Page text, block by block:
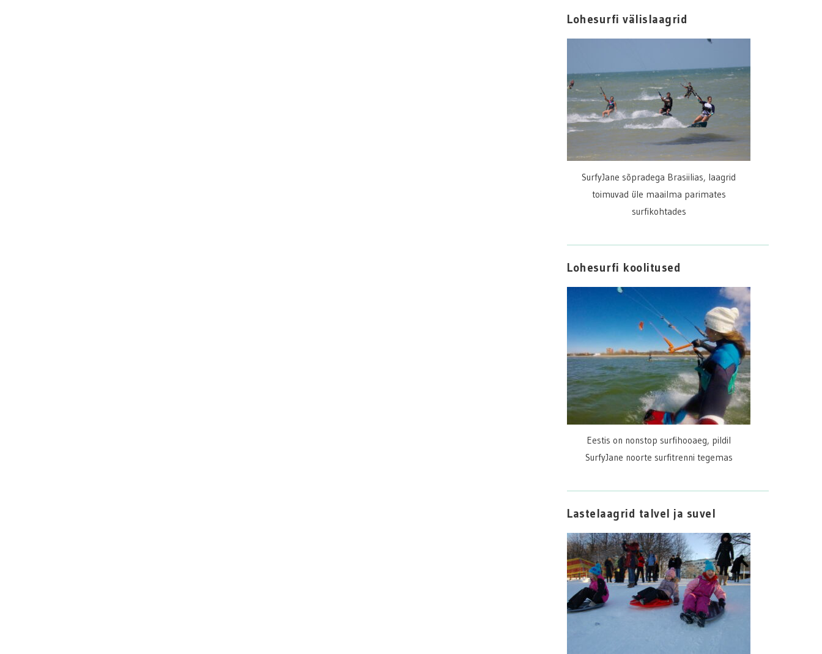
Lohesurfi välislaagrid
SurfyJane sõpradega Brasiilias, laagrid
toimuvad üle maailma parimates
surfikohtades
Lohesurfi koolitused
Eestis on nonstop surfihooaeg, pildil
SurfyJane noorte surfitrenni tegemas
Lastelaagrid talvel ja suvel